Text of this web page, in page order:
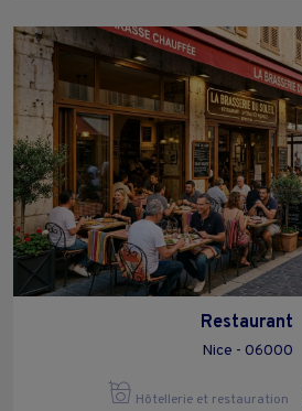
Restaurant
Nice - 06000
Hôtellerie et restauration